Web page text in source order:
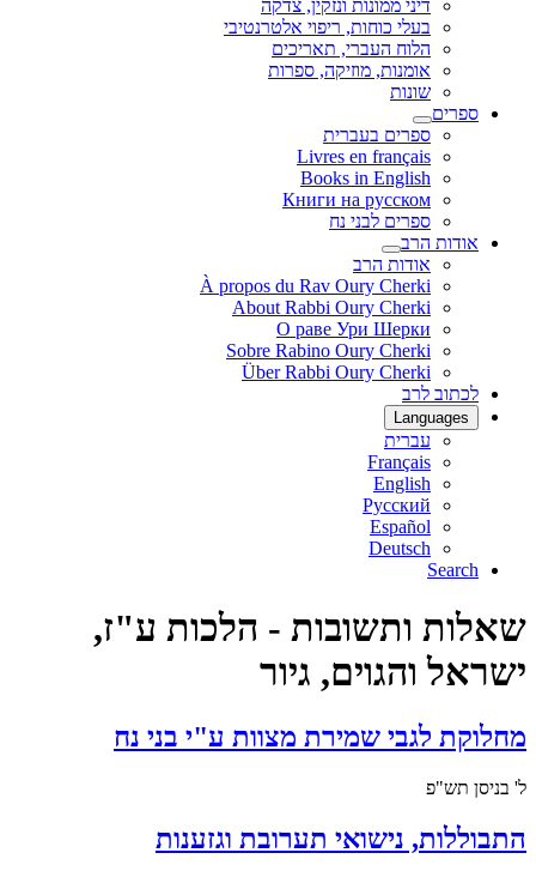
דיני ממונות ונזקין, צדקה
בעלי כוחות, ריפוי אלטרנטיבי
הלוח העברי, תאריכים
אומנות, מוזיקה, ספרות
שונות
ספרים
ספרים בעברית
Livres en français
Books in English
Книги на русском
ספרים לבני נח
אודות הרב
אודות הרב
À propos du Rav Oury Cherki
About Rabbi Oury Cherki
О раве Ури Шерки
Sobre Rabino Oury Cherki
Über Rabbi Oury Cherki
לכתוב לרב
Languages
עברית
Français
English
Русский
Español
Deutsch
Search
שאלות ותשובות - הלכות ע"ז,
ישראל והגוים, גיור
מחלוקת לגבי שמירת מצוות ע"י בני נח
ל' בניסן תש"פ
התבוללות, נישואי תערובת וגזענות